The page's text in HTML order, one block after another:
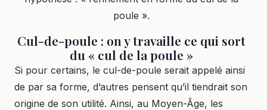
poule ».
Cul-de-poule : on y travaille ce qui sort
du « cul de la poule »
Si pour certains, le cul-de-poule serait appelé ainsi
de par sa forme, d’autres pensent qu’il tiendrait son
origine de son utilité. Ainsi, au Moyen-Âge, les